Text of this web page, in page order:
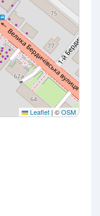
Leaflet | ©OSM